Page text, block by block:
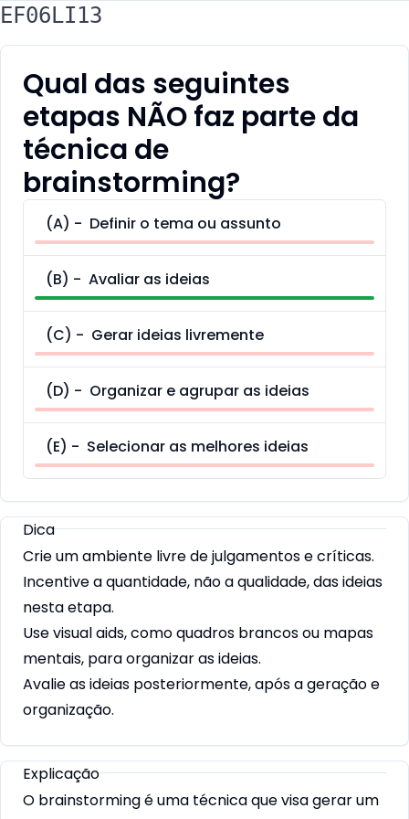
EF06LI13
Qual das seguintes
etapas NÃO faz parte da
técnica de
brainstorming?
(A) - Definir o tema ou assunto
(B) - Avaliar as ideias
(C) - Gerar ideias livremente
(D) - Organizar e agrupar as ideias
(E) - Selecionar as melhores ideias
Dica
Crie um ambiente livre de julgamentos e críticas.
Incentive a quantidade, não a qualidade, das ideias
nesta etapa.
Use visual aids, como quadros brancos ou mapas
mentais, para organizar as ideias.
Avalie as ideias posteriormente, após a geração e
organização.
Explicação
O brainstorming é uma técnica que visa gerar um